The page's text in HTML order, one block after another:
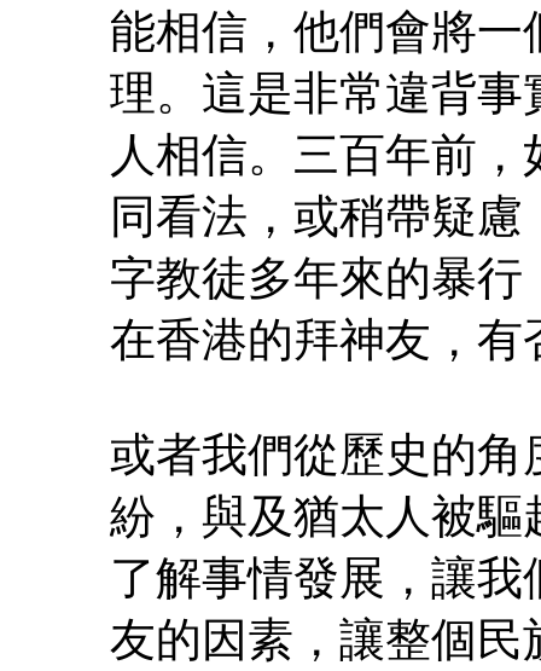
能相信，他們會將
理。這是非常違背
人相信。三百年前
同看法，或稍帶疑
字教徒多年來的暴
在香港的拜神友，
或者我們從歷史的
紛，與及猶太人被
了解事情發展，讓
友的因素，讓整個民